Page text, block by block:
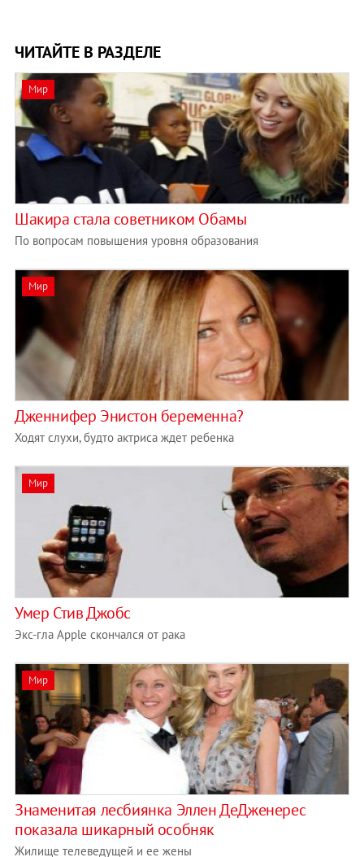
ЧИТАЙТЕ В РАЗДЕЛЕ
Мир
Шакира стала советником Обамы
По вопросам повышения уровня образования
Мир
Дженнифер Энистон беременна?
Ходят слухи, будто актриса ждет ребенка
Мир
Умер Стив Джобс
Экс-гла Apple скончался от рака
Мир
Знаменитая лесбиянка Эллен ДеДженерес
показала шикарный особняк
Жилище телеведущей и ее жены